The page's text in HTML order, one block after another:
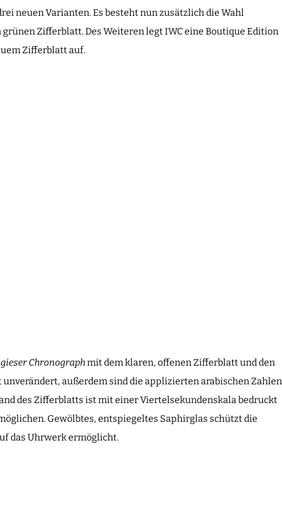
neuen Varianten. Es besteht nun zusätzlich die Wahl
Zifferblatt. Des Weiteren legt IWC eine Boutique Edition
Zifferblatt auf.
Chronographmit dem klaren, offenen Zifferblatt und den
außerdem sind die applizierten arabischen Zahlen
des Zifferblatts ist mit einer Viertelsekundenskala bedruckt
Gewölbtes, entspiegeltes Saphirglas schützt die
das Uhrwerk ermöglicht.